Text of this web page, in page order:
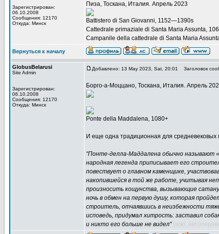
Зарегистрирован:
06.10.2008
Сообщения: 12170
Откуда: Минск
Пиза, Тоскана, Италия. Апрель 2023
Battistero di San Giovanni, 1152—1390s
Cattedrale primaziale di Santa Maria Assunta,
Сampanile della cattedrale di Santa Maria
Вернуться к началу
GlobusBelarusi
Site Admin
Зарегистрирован:
06.10.2008
Сообщения: 12170
Откуда: Минск
Добавлено: 13 May 2023, Sat, 20:01 Заголовок
Борго-а-Моццано, Тоскана, Италия. Апрель
Ponte della Maddalena, 1080+
И еще одна традиционная для средневековых
"Понте-делла-Маддалена обычно называют
народная легенда приписывает его
повествует о главном каменщике,
накопившейся в той же работе, учитывая
произносить кощунства, вызывающие
ночь в обмен на первую душу, которая
строитель, отчаявшись в неизбежности
исповедь, придумал хитрость: заставил
и никто его больше не видел" (wiki,